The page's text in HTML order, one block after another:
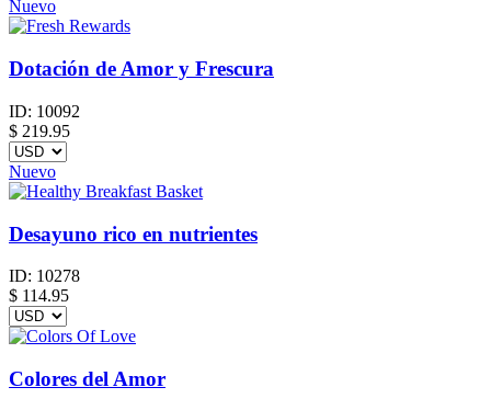
Nuevo
Dotación de Amor y Frescura
ID: 10092
$ 219.95
Nuevo
Desayuno rico en nutrientes
ID: 10278
$ 114.95
Colores del Amor